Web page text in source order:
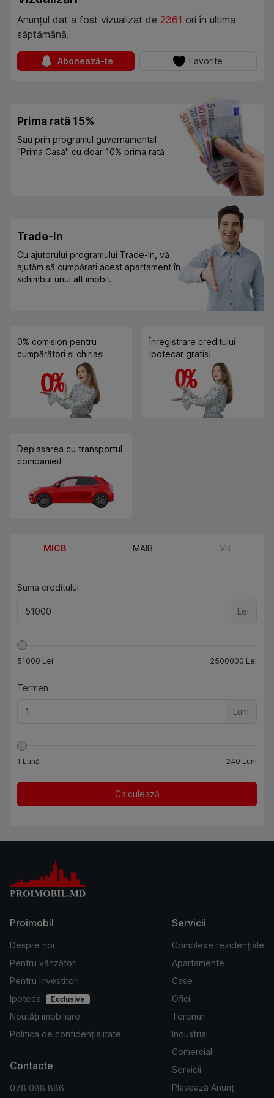
Anunțul dat a fost vizualizat de 2361 ori în ultima
săptămână.
Abonează-te Favorite
Prima rată 15%
Sau prin programul guvernamental
"Prima Casă" cu doar 10% prima rată
Trade-In
Cu ajutorului programului Trade-In, vă
ajutăm să cumpărați acest apartament în
schimbul unui alt imobil.
0% comision pentru
cumpărători și chiriași
Înregistrare creditului
ipotecar gratis!
Deplasarea cu transportul
companiei!
MICB MAIB VB
Suma creditului
Lei
51000 Lei 2500000 Lei
Termen
Luni
1 Lună 240 Luni
Calculează
Proimobil
Despre noi
Pentru vânzători
Pentru investitori
Ipoteca
Exclusive
Noutăți imobiliare
Politica de confidențialitate
Servicii
Complexe rezidențiale
Apartamente
Case
Oficii
Terenuri
Industrial
Comercial
Servicii
Plasează Anunț
Contacte
078 088 886